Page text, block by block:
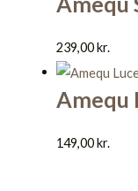
239,00kr.
Amequ
149,00kr.